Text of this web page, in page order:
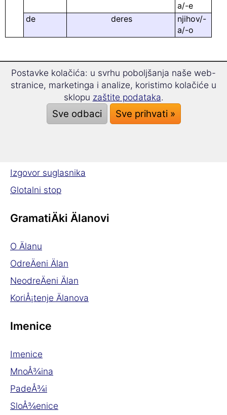
a/-e
de
deres
njihov/-
a/-o
Gramatika danskog jezika
O jeziku
Izgovor suglasnika
Glotalni stop
GramatiÄki Älanovi
O Älanu
OdreÄeni Älan
NeodreÄeni Älan
KoriÅ¡tenje Älanova
Imenice
Imenice
MnoÅ¾ina
PadeÅ¾i
SloÅ¾enice
Postavke kolačića: u svrhu poboljšanja naše web-
stranice, marketinga i analize, koristimo kolačiće u
sklopu zaštite podataka.
Sve odbaci Sve prihvati »